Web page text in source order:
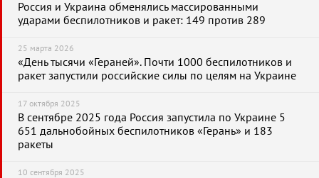
Россия и Украина обменялись массированными
ударами беспилотников и ракет: 149 против 289
25 марта 2026
«День тысячи «Гераней». Почти 1000 беспилотников и
ракет запустили российские силы по целям на Украине
17 октября 2025
В сентябре 2025 года Россия запустила по Украине 5
651 дальнобойных беспилотников «Герань» и 183
ракеты
10 сентября 2025